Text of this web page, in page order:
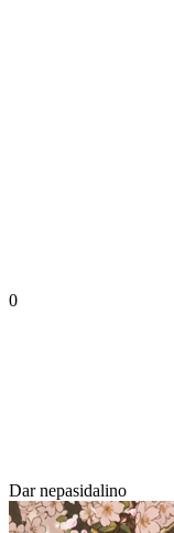
0
Dar nepasidalino